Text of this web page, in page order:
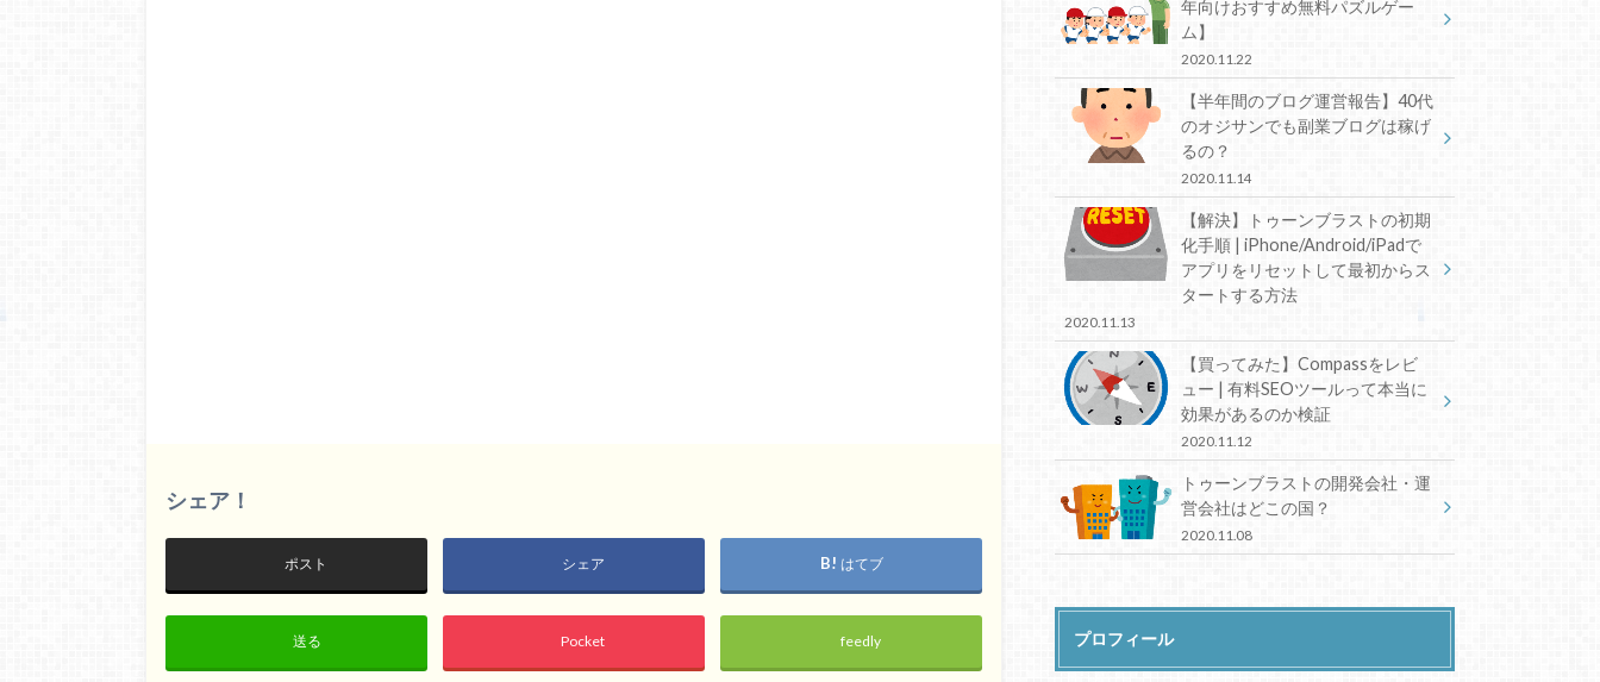
シェア！
ポスト シェア はてブ
送る Pocket feedly
年向けおすすめ無料パズルゲー
ム】
2020.11.22
【半年間のブログ運営報告】40代
のオジサンでも副業ブログは稼げ
るの？
2020.11.14
【解決】トゥーンブラストの初期
化手順 | iPhone/Android/iPadで
アプリをリセットして最初からス
タートする方法
2020.11.13
【買ってみた】Compassをレビ
ュー | 有料SEOツールって本当に
効果があるのか検証
2020.11.12
トゥーンブラストの開発会社・運
営会社はどこの国？
2020.11.08
プロフィール